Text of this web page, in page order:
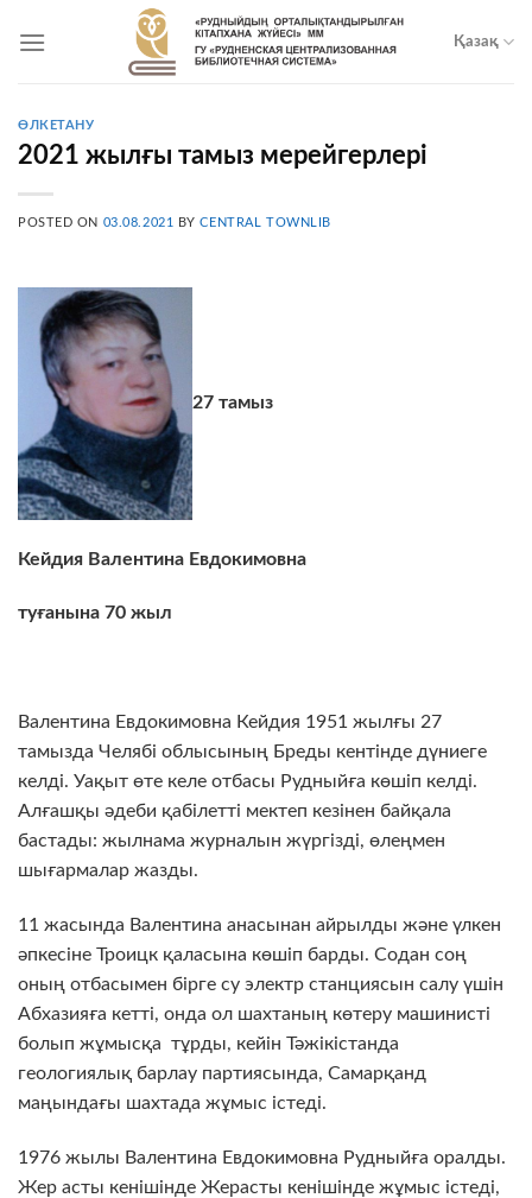
Қазақ
ӨЛКЕТАНУ
2021 жылғы тамыз мерейгерлері
POSTED ON 03.08.2021 BYCENTRAL TOWNLIB
27 тамыз
Кейдия Валентина Евдокимовна
туғанына 70 жыл
Валентина Евдокимовна Кейдия 1951 жылғы 27
тамызда Челябі облысының Бреды кентінде дүниеге
келді. Уақыт өте келе отбасы Рудныйға көшіп келді.
Алғашқы әдеби қабілетті мектеп кезінен байқала
бастады: жылнама журналын жүргізді, өлеңмен
шығармалар жазды.
11 жасында Валентина анасынан айрылды және үлкен
әпкесіне Троицк қаласына көшіп барды. Содан соң
оның отбасымен бірге су электр станциясын салу үшін
Абхазияға кетті, онда ол шахтаның көтеру машинисті
болып жұмысқа тұрды, кейін Тәжікістанда
геологиялық барлау партиясында, Самарқанд
маңындағы шахтада жұмыс істеді.
1976 жылы Валентина Евдокимовна Рудныйға оралды.
Жер асты кенішінде Жерасты кенішінде жұмыс істеді,